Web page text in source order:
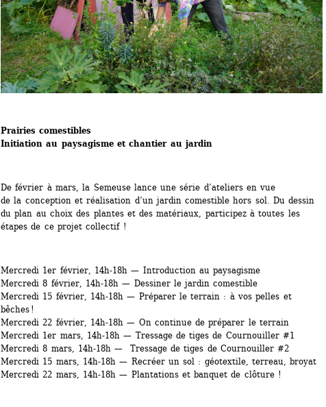
Prairies comestibles
Initiation au paysagisme et chantier au jardin
De février à mars, la Semeuse lance une série ­d’ateliers en vue
de la conception et réalisation d’un jardin comestible hors sol. Du dessin
du plan au choix des plantes et des matériaux, participez à toutes les
étapes de ce projet collectif !
Mercredi 1er février, 14h-18h — Introduction au paysagisme
Mercredi 8 février, 14h-18h — Dessiner le jardin comestible
Mercredi 15 février, 14h-18h — Préparer le terrain : à vos pelles et
bêches !
Mercredi 22 février, 14h-18h — On continue de préparer le terrain
Mercredi 1er mars, 14h-18h — Tressage de tiges de Cournouiller #1
Mercredi 8 mars, 14h-18h — Tressage de tiges de Cournouiller #2
Mercredi 15 mars, 14h-18h — Recréer un sol : géotextile, terreau, broyat
Mercredi 22 mars, 14h-18h — Plantations et banquet de clôture !